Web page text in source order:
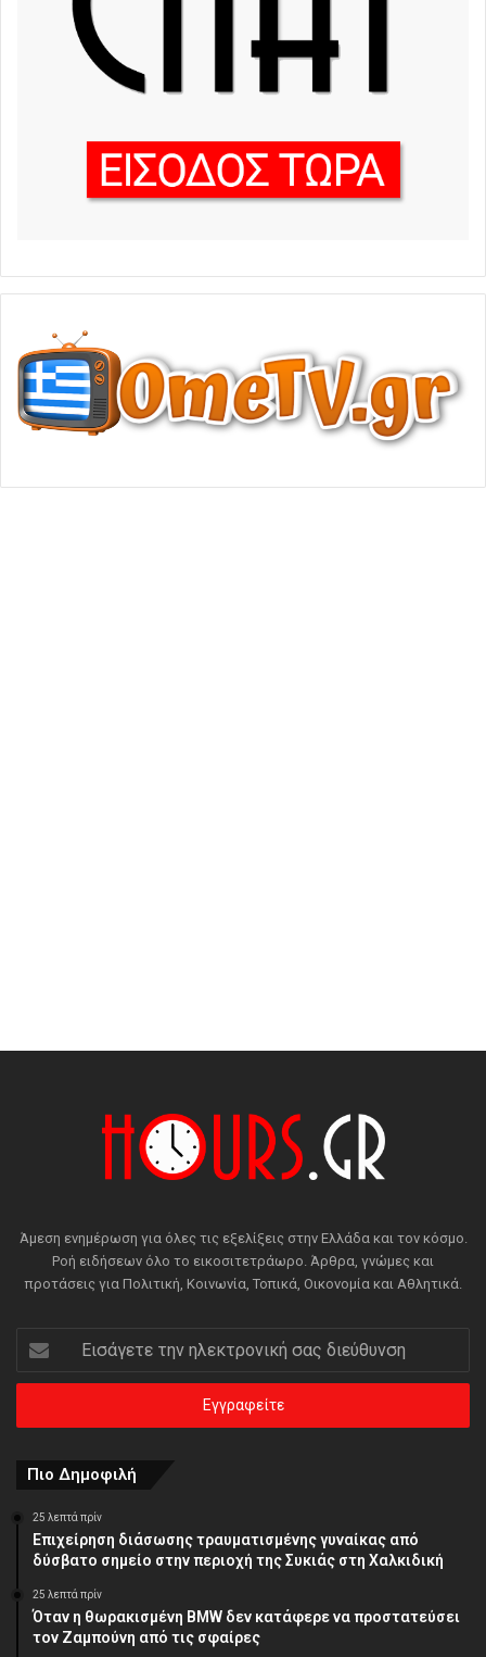
Άμεση ενημέρωση για όλες τις εξελίξεις στην Ελλάδα και τον κόσμο.
Ροή ειδήσεων όλο το εικοσιτετράωρο. Άρθρα, γνώμες και
προτάσεις για Πολιτική, Κοινωνία, Τοπικά, Οικονομία και Αθλητικά.
Εισάγετε
την
ηλεκτρονική
διεύθυνση
Πιο Δημοφιλή
25 λεπτά πρίν
Επιχείρηση διάσωσης τραυματισμένης γυναίκας από
δύσβατο σημείο στην περιοχή της Συκιάς στη Χαλκιδική
25 λεπτά πρίν
Όταν η θωρακισμένη BMW δεν κατάφερε να προστατεύσει
τον Ζαμπούνη από τις σφαίρες